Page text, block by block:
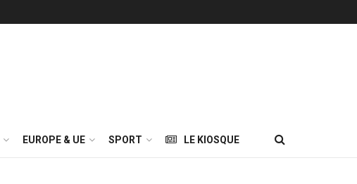
EUROPE & UE SPORT LE KIOSQUE